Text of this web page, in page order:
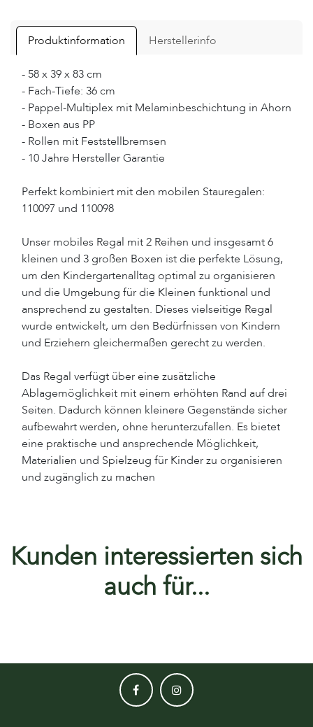
Produktinformation Herstellerinfo
- 58 x 39 x 83 cm
- Fach-Tiefe: 36 cm
- Pappel-Multiplex mit Melaminbeschichtung in Ahorn
- Boxen aus PP
- Rollen mit Feststellbremsen
- 10 Jahre Hersteller Garantie
Perfekt kombiniert mit den mobilen Stauregalen:
110097 und 110098
Unser mobiles Regal mit 2 Reihen und insgesamt 6
kleinen und 3 großen Boxen ist die perfekte Lösung,
um den Kindergartenalltag optimal zu organisieren
und die Umgebung für die Kleinen funktional und
ansprechend zu gestalten. Dieses vielseitige Regal
wurde entwickelt, um den Bedürfnissen von Kindern
und Erziehern gleichermaßen gerecht zu werden.
Das Regal verfügt über eine zusätzliche
Ablagemöglichkeit mit einem erhöhten Rand auf drei
Seiten. Dadurch können kleinere Gegenstände sicher
aufbewahrt werden, ohne herunterzufallen. Es bietet
eine praktische und ansprechende Möglichkeit,
Materialien und Spielzeug für Kinder zu organisieren
und zugänglich zu machen
Kunden interessierten sich
auch für...